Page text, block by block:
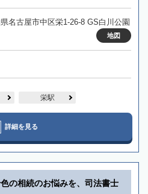
名古屋市中区栄1-26-8 GS白川公園
地図
栄駅
詳細を見る
の相続のお悩みを、司法書士